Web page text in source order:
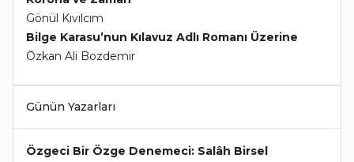
Gönül Kıvılcım
Bilge Karasu’nun Kılavuz Adlı Romanı Üzerine
Özkan Ali Bozdemir
Günün Yazarları
Özgeci Bir Özge Denemeci: Salâh Birsel